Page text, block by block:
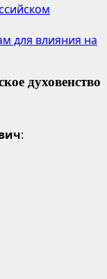
для влияния на
духовенство
: